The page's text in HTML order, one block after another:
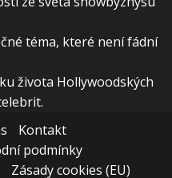
téma, které není fádní
života Hollywoodských
Kontakt
podmínky
Zásady cookies (EU)